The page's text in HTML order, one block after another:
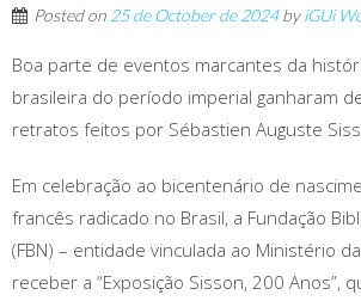
Posted on 25 de October de 2024byiGUi
Boa parte de eventos marcantes da
brasileira do período imperial ganharam
retratos feitos por Sébastien Auguste
Em celebração ao bicentenário de
francês radicado no Brasil, a Fundação
(FBN) – entidade vinculada ao Ministério
receber a “Exposição Sisson, 200 Anos”,